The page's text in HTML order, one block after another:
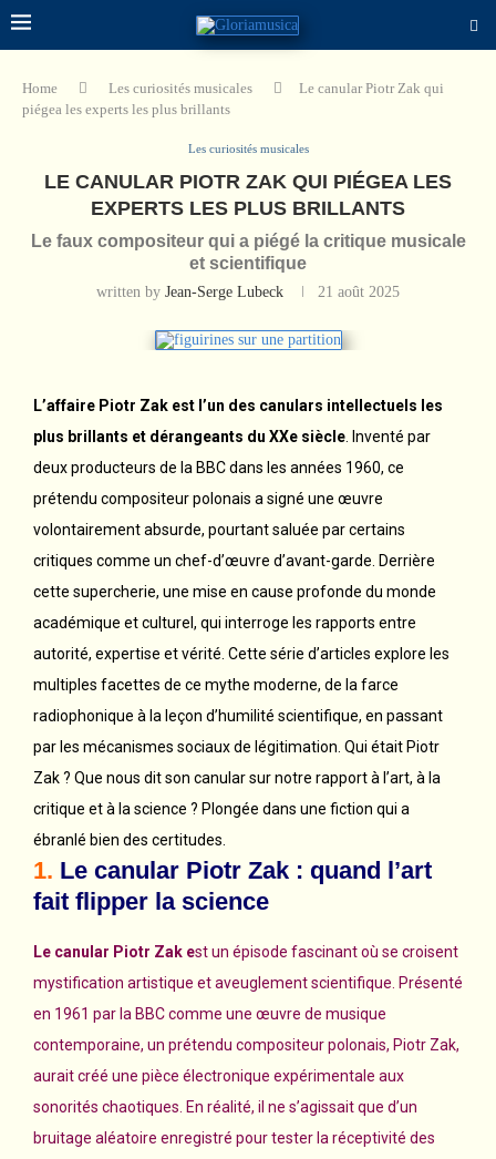
Home Les curiosités musicales
Le canular Piotr Zak qui
piégea les experts les plus brillants
Les curiosités musicales
LE CANULAR PIOTR ZAK QUI PIÉGEA LES
EXPERTS LES PLUS BRILLANTS
Le faux compositeur qui a piégé la critique musicale
et scientifique
written by Jean-Serge Lubeck 21 août 2025
L’affaire Piotr Zak est l’un des canulars intellectuels les
plus brillants et dérangeants du XXe siècle . Inventé par
deux producteurs de la BBC dans les années 1960, ce
prétendu compositeur polonais a signé une œuvre
volontairement absurde, pourtant saluée par certains
critiques comme un chef-d’œuvre d’avant-garde. Derrière
cette supercherie, une mise en cause profonde du monde
académique et culturel, qui interroge les rapports entre
autorité, expertise et vérité. Cette série d’articles explore les
multiples facettes de ce mythe moderne, de la farce
radiophonique à la leçon d’humilité scientifique, en passant
par les mécanismes sociaux de légitimation. Qui était Piotr
Zak ? Que nous dit son canular sur notre rapport à l’art, à la
critique et à la science ? Plongée dans une fiction qui a
ébranlé bien des certitudes.
1. Le canular Piotr Zak : quand l’art
fait flipper la science
Le canular Piotr Zak est un épisode fascinant où se croisent
mystification artistique et aveuglement scientifique. Présenté
en 1961 par la BBC comme une œuvre de musique
contemporaine, un prétendu compositeur polonais, Piotr Zak,
aurait créé une pièce électronique expérimentale aux
sonorités chaotiques. En réalité, il ne s’agissait que d’un
bruitage aléatoire enregistré pour tester la réceptivité des